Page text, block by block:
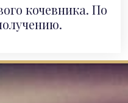
кочевника. По